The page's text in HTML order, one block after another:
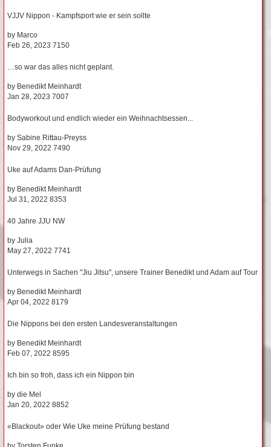
VJJV Nippon - Kampfsport wie er sein sollte
by Marco
Feb 26, 2023 7150
…so war das alles nicht geplant.
by Benedikt Meinhardt
Jan 28, 2023 7007
Bodyworkout und endlich wieder ein Weihnachtsessen...
by Sabine Rittau-Preyss
Nov 29, 2022 7490
Uke auf Adams Dan-Prüfung
by Benedikt Meinhardt
Jul 31, 2022 8353
40 Jahre JJU NW
by Julia
May 27, 2022 7741
Unterwegs in Sachen "Jiu Jitsu", unsere Trainer Benedikt und Adam auf Tour
by Benedikt Meinhardt
Apr 04, 2022 8179
Die Nippons bei den ersten Landesveranstaltungen
by Benedikt Meinhardt
Feb 07, 2022 8595
Ich bin so froh, dass ich ein Nippon bin
by die Mel
Jan 20, 2022 8852
«Blackout» oder Wie Uke meine Prüfung bestand